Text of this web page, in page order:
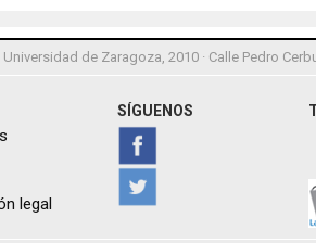
de Zaragoza, 2010 · Calle Pedro
legal
SÍGUENOS